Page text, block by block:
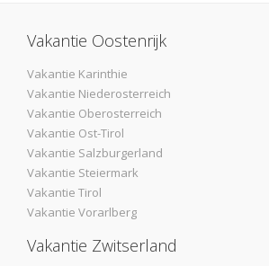
Vakantie Oostenrijk
Vakantie Karinthie
Vakantie Niederosterreich
Vakantie Oberosterreich
Vakantie Ost-Tirol
Vakantie Salzburgerland
Vakantie Steiermark
Vakantie Tirol
Vakantie Vorarlberg
Vakantie Zwitserland